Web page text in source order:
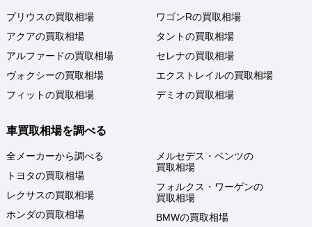
プリウスの買取相場
アクアの買取相場
アルファードの買取相場
ヴォクシーの買取相場
フィットの買取相場
ワゴンRの買取相場
タントの買取相場
セレナの買取相場
エクストレイルの買取相場
デミオの買取相場
車買取相場を調べる
全メーカーから調べる
トヨタの買取相場
レクサスの買取相場
ホンダの買取相場
メルセデス・ベンツの
買取相場
フォルクス・ワーゲンの
買取相場
BMWの買取相場